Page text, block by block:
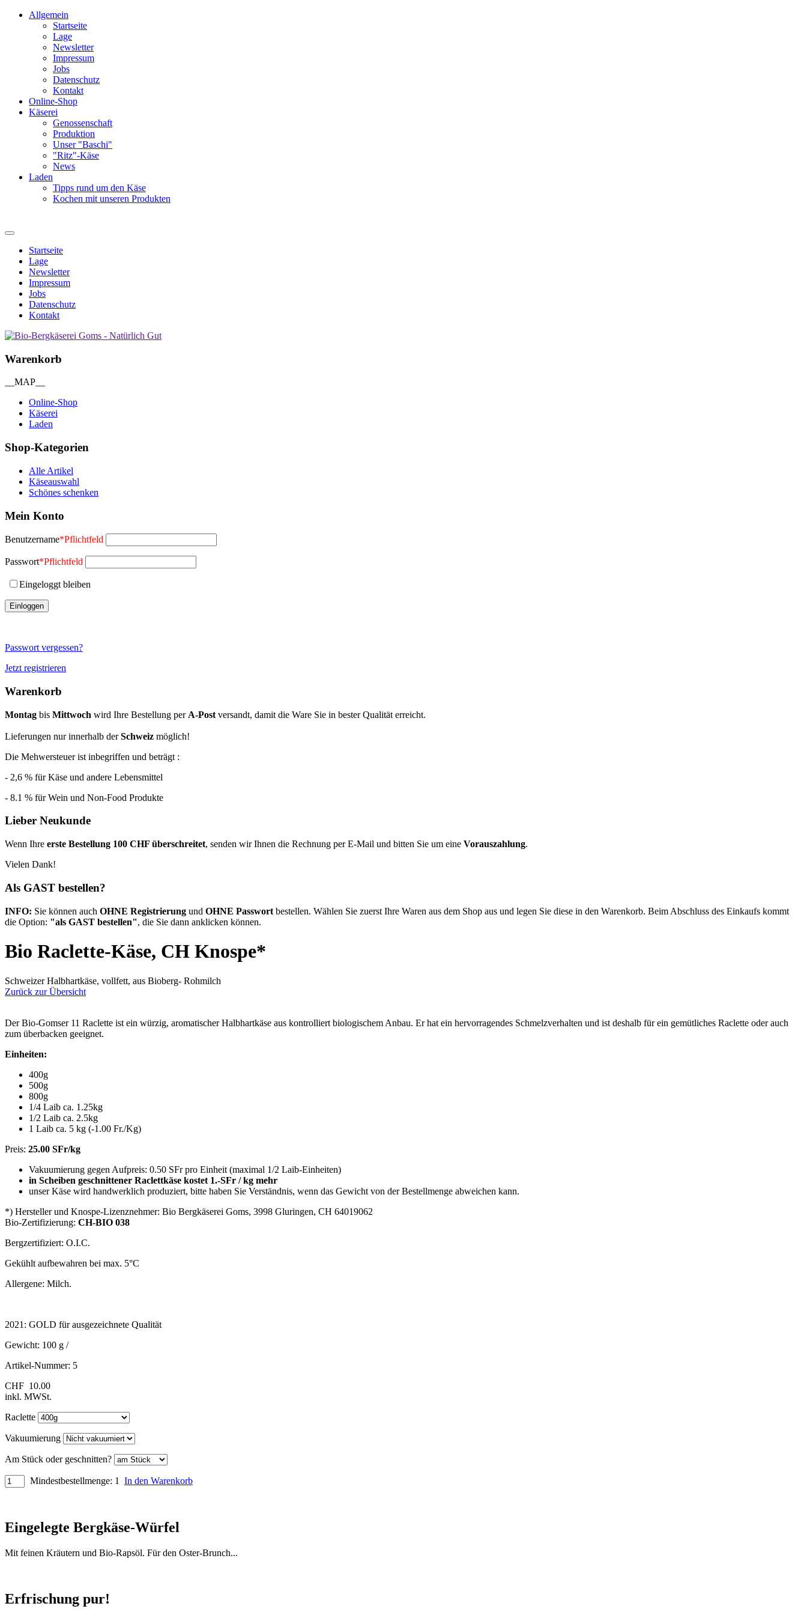
Allgemein
Startseite
Lage
Newsletter
Impressum
Jobs
Datenschutz
Kontakt
Online-Shop
Käserei
Genossenschaft
Produktion
Unser "Baschi"
"Ritz"-Käse
News
Laden
Tipps rund um den Käse
Kochen mit unseren Produkten
Startseite
Lage
Newsletter
Impressum
Jobs
Datenschutz
Kontakt
Warenkorb
__MAP__
Online-Shop
Käserei
Laden
Shop-Kategorien
Alle Artikel
Käseauswahl
Schönes schenken
Mein Konto
Benutzername*Pflichtfeld
Passwort*Pflichtfeld
Eingeloggt bleiben
Passwort vergessen?
Jetzt registrieren
Warenkorb
Montag bis Mittwoch wird Ihre Bestellung per A-Post versandt, damit die Ware Sie in bester Qualität erreicht.
Lieferungen nur innerhalb derSchweiz möglich!
Die Mehwersteuer ist inbegriffen und beträgt :
- 2,6 % für Käse und andere Lebensmittel
- 8.1 % für Wein und Non-Food Produkte
Lieber Neukunde
Wenn Ihre erste Bestellung 100 CHF überschreitet, senden wir Ihnen die Rechnung per E-Mail und bitten Sie um eine Vorauszahlung.
Vielen Dank!
Als GAST bestellen?
INFO: Sie können auch OHNE Registrierung und OHNE Passwort bestellen. Wählen Sie zuerst Ihre Waren aus dem Shop aus und legen Sie diese in den Warenkorb. Beim Abschluss des Einkaufs kommt
die Option: "als GAST bestellen", die Sie dann anklicken können.
Bio Raclette-Käse, CH Knospe*
Schweizer Halbhartkäse, vollfett, aus Bioberg- Rohmilch
Zurück zur Übersicht
Der Bio-Gomser 11 Raclette ist ein würzig, aromatischer Halbhartkäse aus kontrolliert biologischem Anbau. Er hat ein hervorragendes Schmelzverhalten und ist deshalb für ein gemütliches Raclette oder auch
zum überbacken geeignet.
Einheiten:
400g
500g
800g
1/4 Laib ca. 1.25kg
1/2 Laib ca. 2.5kg
1 Laib ca. 5 kg (-1.00 Fr./Kg)
Preis: 25.00 SFr/kg
Vakuumierung gegen Aufpreis: 0.50 SFr pro Einheit (maximal 1/2 Laib-Einheiten)
in Scheiben geschnittener Raclettkäse kostet 1.-SFr / kg mehr
unser Käse wird handwerklich produziert, bitte haben Sie Verständnis, wenn das Gewicht von der Bestellmenge abweichen kann.
*) Hersteller und Knospe-Lizenznehmer: Bio Bergkäserei Goms, 3998 Gluringen, CH 64019062
Bio-Zertifizierung: CH-BIO 038
Bergzertifiziert: O.I.C.
Gekühlt aufbewahren bei max. 5°C
Allergene: Milch.
2021: GOLD für ausgezeichnete Qualität
Gewicht: 100 g /
Artikel-Nummer: 5
CHF 10.00
inkl. MWSt.
Raclette
Vakuumierung
Am Stück oder geschnitten?
Mindestbestellmenge: 1 In den Warenkorb
Eingelegte Bergkäse-Würfel
Mit feinen Kräutern und Bio-Rapsöl. Für den Oster-Brunch...
Erfrischung pur!